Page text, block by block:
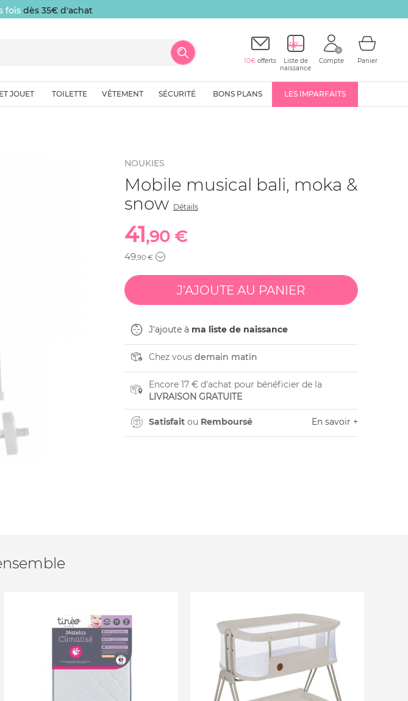
fois dès 35€ d'achat
10€ offerts
Liste de
naissance
Compte Panier
JOUET TOILETTE VÊTEMENT SÉCURITÉ BONS PLANS LES IMPARFAITS
NOUKIES
Mobile musical bali, moka &
snow Détails
41,90 €
49,90 €
J'ajoute à ma liste de naissance
Chez vous demain matin
Encore 17 € d'achat pour bénéficier de la
LIVRAISON GRATUITE
Satisfaitou Remboursé En savoir +